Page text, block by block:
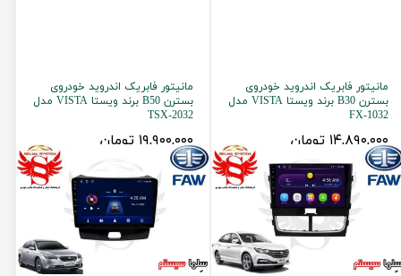
مانیتور فابریک اندروید خودروی
بسترن B30 برند ویستا VISTA مدل
FX-1032
۱۴,۸۹۰,۰۰۰ تومان
مانیتور فابریک اندروید خودروی
بسترن B50 برند ویستا VISTA مدل
TSX-2032
۱۹,۹۰۰,۰۰۰ تومان